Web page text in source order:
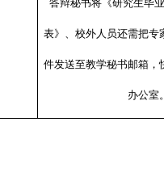
答辩秘书将《研究生毕
表》、校外人员还需把专
件发送至教学秘书邮箱，
办公室